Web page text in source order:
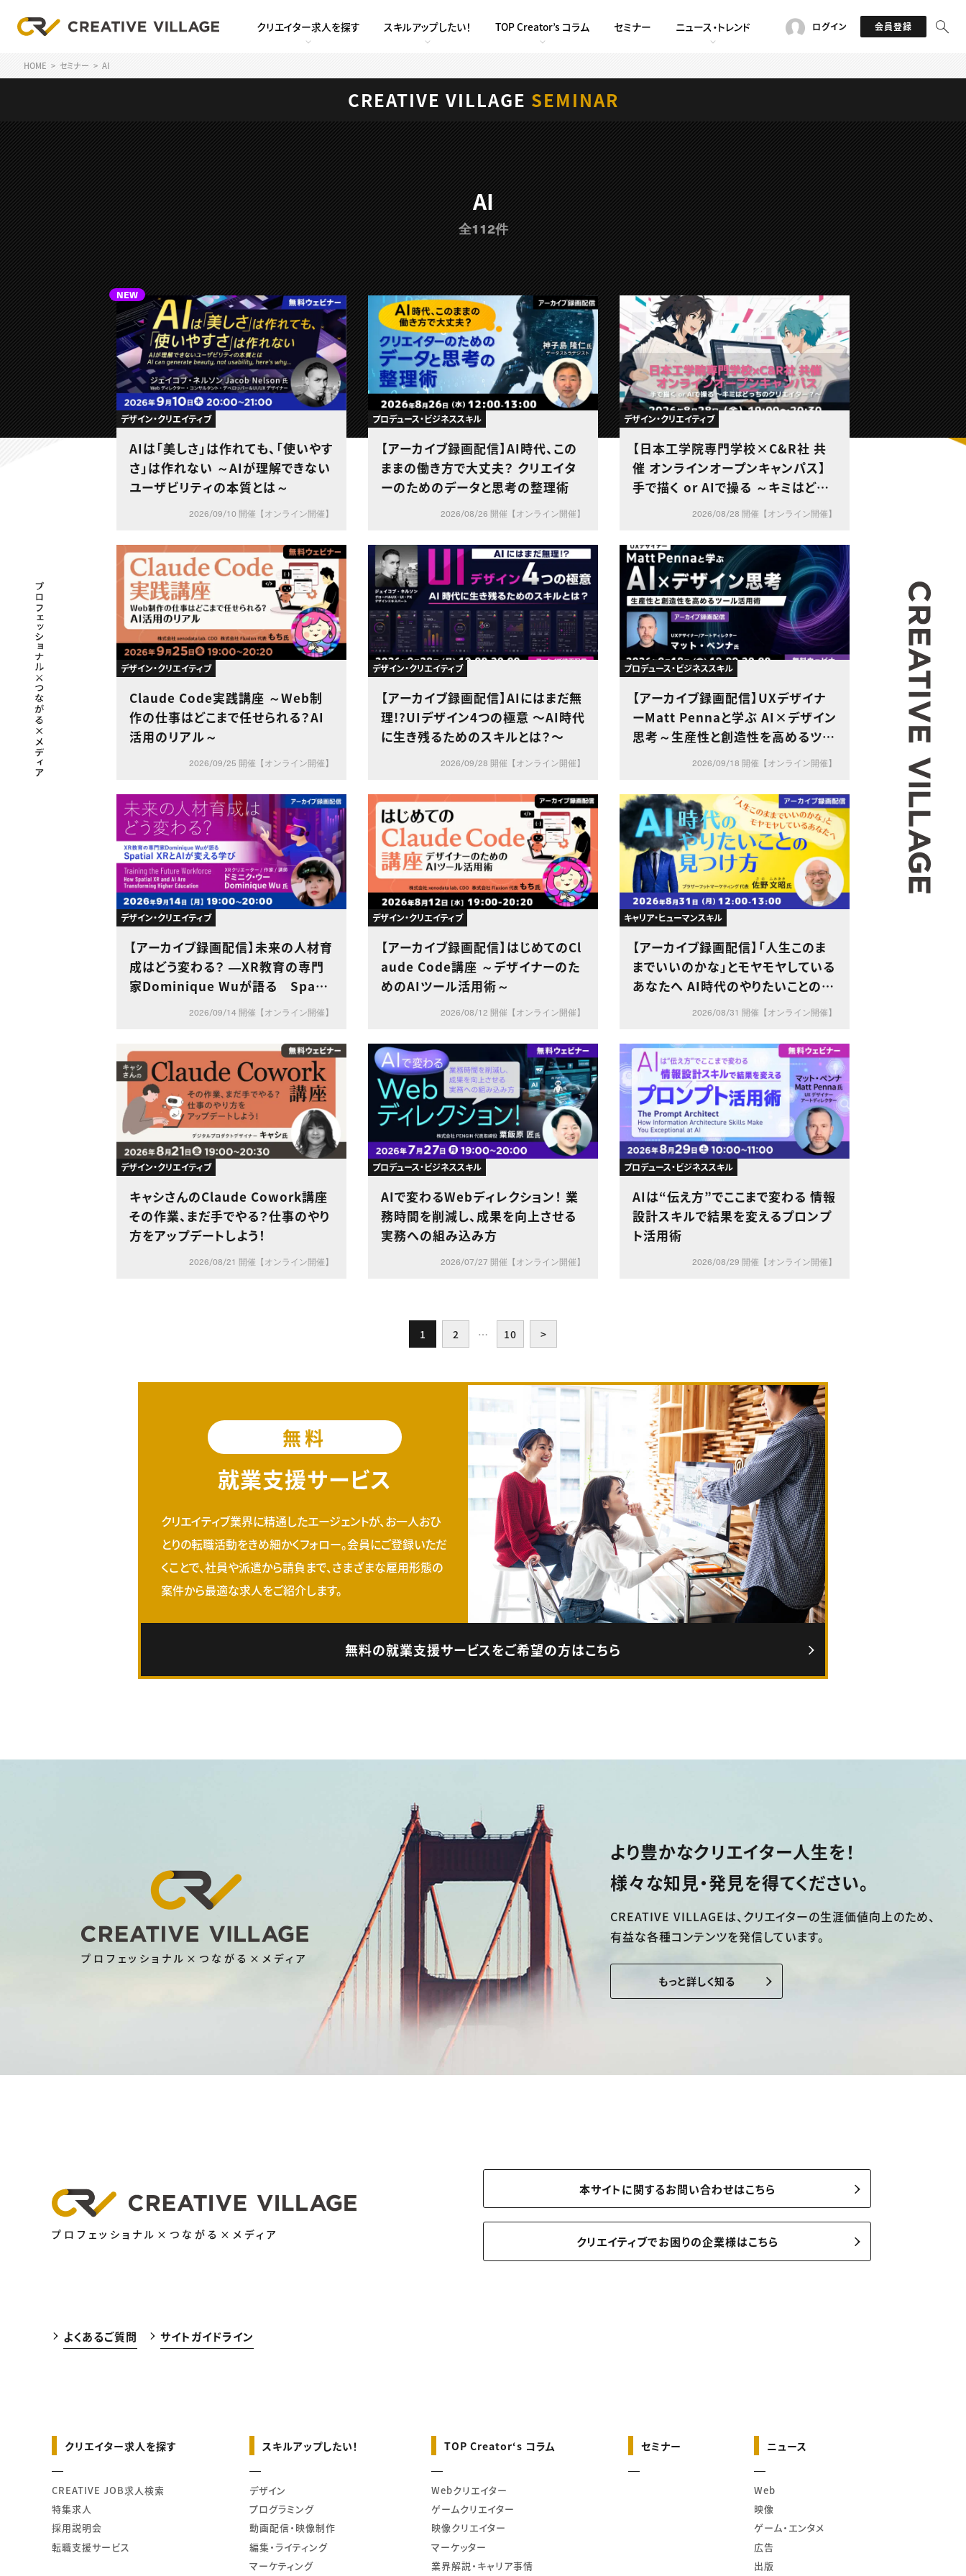
クリエイター求人を探す スキルアップしたい！ TOP Creator’s コラム セミナー ニュース・トレンド ログイン 会員登録
HOME セミナー AI
CREATIVE VILLAGE SEMINAR
プロフェッショナル×つながる×メディア
AI
全112件
NEW
デザイン・クリエイティブ
AIは「美しさ」は作れても、「使いやす
さ」は作れない ～AIが理解できない
ユーザビリティの本質とは～
2026/09/10 開催【オンライン開催】
プロデュース・ビジネススキル
【アーカイブ録画配信】AI時代、この
ままの働き方で大丈夫？ クリエイタ
ーのためのデータと思考の整理術
2026/08/26 開催【オンライン開催】
デザイン・クリエイティブ
【日本工学院専門学校×C&R社 共
催 オンラインオープンキャンパス】
手で描く or AIで操る ～キミはどっ
ちのクリエイター？～
2026/08/28 開催【オンライン開催】
デザイン・クリエイティブ
Claude Code実践講座 ～Web制
作の仕事はどこまで任せられる？AI
活用のリアル～
2026/09/25 開催【オンライン開催】
デザイン・クリエイティブ
【アーカイブ録画配信】AIにはまだ無
理!?UIデザイン4つの極意 〜AI時代
に生き残るためのスキルとは？〜
2026/09/28 開催【オンライン開催】
プロデュース・ビジネススキル
【アーカイブ録画配信】UXデザイナ
ーMatt Pennaと学ぶ AI×デザイン
思考～生産性と創造性を高めるツー
ル活用術～2026/09/18 開催【オンライン開催】
デザイン・クリエイティブ
【アーカイブ録画配信】未来の人材育
成はどう変わる？ ―XR教育の専門
家Dominique Wuが語る Spatia
l XRとAIが変える学び―
2026/09/14 開催【オンライン開催】
デザイン・クリエイティブ
【アーカイブ録画配信】はじめてのCl
aude Code講座 ～デザイナーのた
めのAIツール活用術～
2026/08/12 開催【オンライン開催】
キャリア・ヒューマンスキル
【アーカイブ録画配信】「人生このま
までいいのかな」とモヤモヤしている
あなたへ AI時代のやりたいことの見
2026/08/31 開催【オンライン開催】
デザイン・クリエイティブ
キャシさんのClaude Cowork講座
その作業、まだ手でやる？仕事のやり
方をアップデートしよう！
2026/08/21 開催【オンライン開催】
プロデュース・ビジネススキル
AIで変わるWebディレクション！ 業
務時間を削減し、成果を向上させる
実務への組み込み方
2026/07/27 開催【オンライン開催】
プロデュース・ビジネススキル
AIは“伝え方”でここまで変わる 情報
設計スキルで結果を変えるプロンプ
ト活用術
2026/08/29 開催【オンライン開催】
1 2 … 10 >
無料
就業支援サービス
クリエイティブ業界に精通したエージェントが、お一人おひ
とりの転職活動をきめ細かくフォロー。会員にご登録いただ
くことで、社員や派遣から請負まで、さまざまな雇用形態の
案件から最適な求人をご紹介します。
無料の就業支援サービスをご希望の方はこちら
プロフェッショナル×つながる×メディア
より豊かなクリエイター人生を！
様々な知見・発見を得てください。
CREATIVE VILLAGEは、 クリエイターの生涯価値向上のため、
有益な各種コンテンツを発信しています。
もっと詳しく知る
プロフェッショナル×つながる×メディア
本サイトに関するお問い合わせはこちら
クリエイティブでお困りの企業様はこちら
よくあるご質問 サイトガイドライン
クリエイター求人を探す
CREATIVE JOB求人検索
特集求人
採用説明会
転職支援サービス
スキルアップしたい！
デザイン
プログラミング
動画配信・映像制作
編集・ライティング
マーケティング
TOP Creator‘s コラム
Webクリエイター
ゲームクリエイター
映像クリエイター
マーケッター
業界解説・キャリア事情
セミナー ニュース
Web
映像
ゲーム・エンタメ
広告
出版